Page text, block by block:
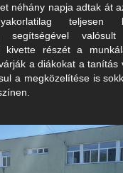
néhány napja adtak át
teljesen
segítségével
kivette részét a
a diákokat a tanítás
a megközelítése is